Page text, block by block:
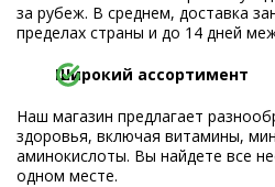
за рубеж. В среднем, доставка
пределах страны и до 14 дней
Широкий ассортимент
Наш магазин предлагает
здоровья, включая витамины,
аминокислоты. Вы найдете все
одном месте.